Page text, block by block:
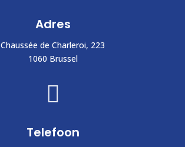
Adres
Chaussée de Charleroi, 223
1060 Brussel

Telefoon